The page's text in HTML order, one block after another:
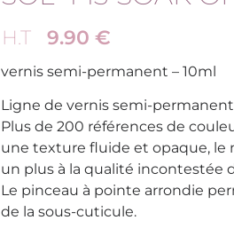
H.T 9.90 €
vernis semi-permanent – 10ml
Ligne de vernis semi-
Plus de 200 références de
une texture fluide et opaque, le
un plus à la qualité incontestée
Le pinceau à pointe arrondie
de la sous-cuticule.